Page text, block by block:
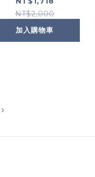
NT$2,000
加入購物車